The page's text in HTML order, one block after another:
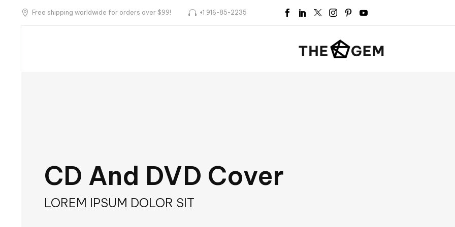
Free shipping worldwide for orders over $99! +1 916-85-2235
CD And DVD Cover
LOREM IPSUM DOLOR SIT